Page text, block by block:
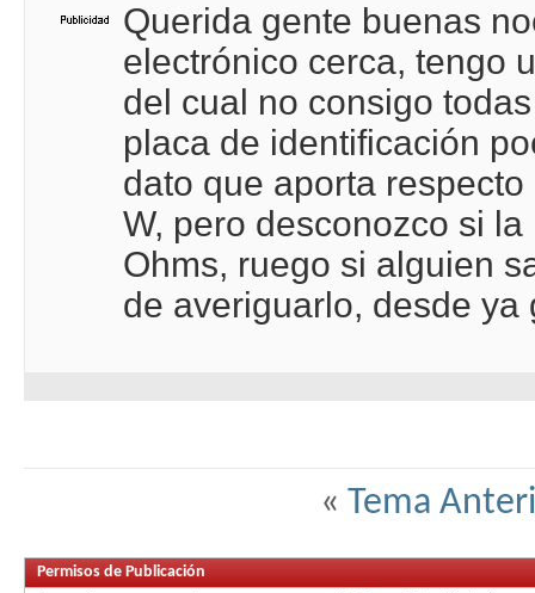
Querida gente buenas
electrónico cerca, tengo
del cual no consigo
placa de identificación
dato que aporta
W, pero desconozco si
Ohms, ruego si alguien
de averiguarlo, desde ya
« Tema
Permisos de Publicación